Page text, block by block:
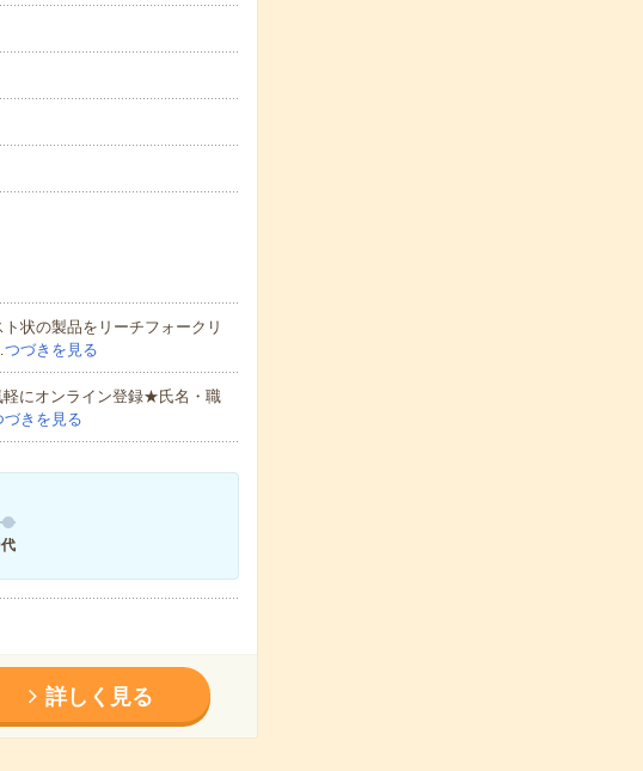
状の製品をリーチフォークリ
つづきを見る
にオンライン登録★氏名・職
づきを見る
詳しく見る